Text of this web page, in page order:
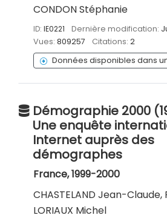
CONDON Stéphanie
ID: IE0221 Dernière modification:
Vues: 809257 Citations: 2
Données disponibles dans
Démographie 2000
Une enquête
Internet auprès des
démographes
France, 1999-2000
CHASTELAND Jean-Claude,
LORIAUX Michel